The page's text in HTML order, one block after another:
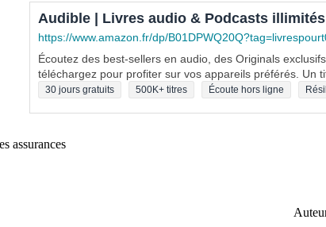
Audible | Livres audio & Podcasts
https://www.amazon.fr/dp/
Écoutez des best-sellers en audio, des Originals
téléchargez pour profiter sur vos appareils préférés. Un
30 jours gratuits 500K+ titres Écoute hors ligne
assurances